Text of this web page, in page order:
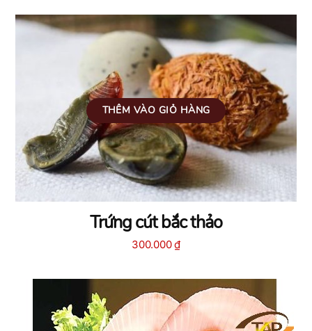
Trứng cút bắc thảo
300.000₫
THÊM VÀO GIỎ HÀNG